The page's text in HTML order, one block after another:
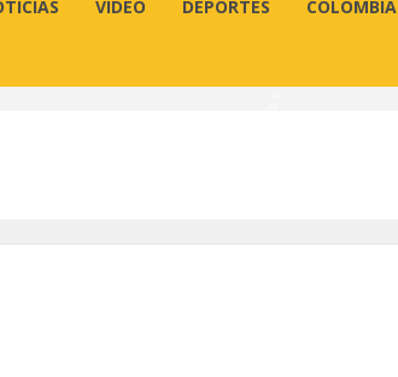
VIDEO DEPORTES COLOMBIA